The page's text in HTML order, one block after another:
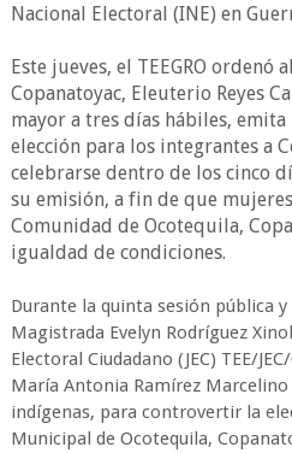
Nacional Electoral (INE) en
Este jueves, el TEEGRO
Copanatoyac, Eleuterio Reyes
mayor a tres días hábiles,
elección para los integrantes a
celebrarse dentro de los cinco
su emisión, a fin de que
Comunidad de Ocotequila,
igualdad de condiciones.
Durante la quinta sesión pública
Magistrada Evelyn Rodríguez
Electoral Ciudadano (JEC) TEE/
María Antonia Ramírez Marcelino
indígenas, para controvertir la
Municipal de Ocotequila,